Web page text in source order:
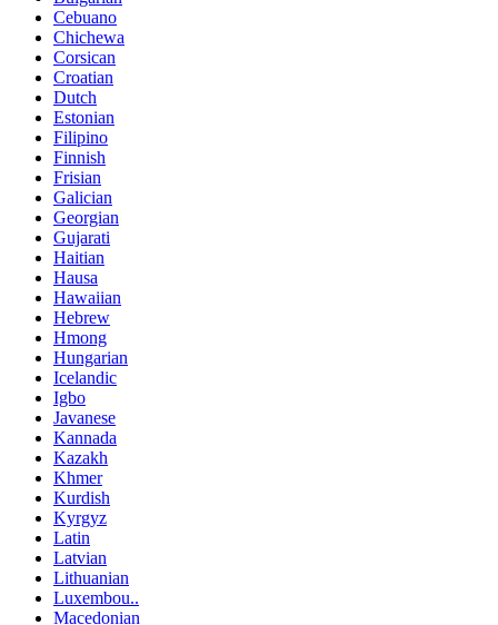
Cebuano
Chichewa
Corsican
Croatian
Dutch
Estonian
Filipino
Finnish
Frisian
Galician
Georgian
Gujarati
Haitian
Hausa
Hawaiian
Hebrew
Hmong
Hungarian
Icelandic
Igbo
Javanese
Kannada
Kazakh
Khmer
Kurdish
Kyrgyz
Latin
Latvian
Lithuanian
Luxembou..
Macedonian